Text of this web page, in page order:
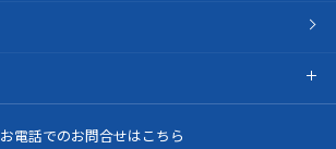
お電話でのお問合せはこちら